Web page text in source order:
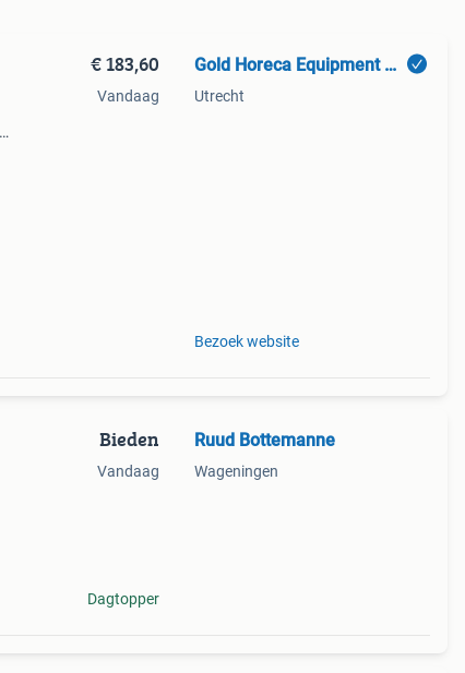
€ 183,60
Vandaag
Gold Horeca Equipment B.V.
Utrecht
Bezoek website
Bieden
Vandaag
Dagtopper
Ruud Bottemanne
Wageningen